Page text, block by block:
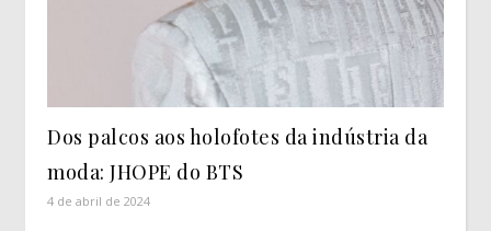
Dos palcos aos holofotes da indústria da
moda: JHOPE do BTS
4 de abril de 2024